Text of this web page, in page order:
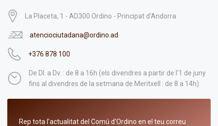
La Placeta, 1 - AD300 Ordino - Principat d'Andorra
atenciociutadana@ordino.ad
+376 878 100
De Dl. a Dv. : de 8 a 16h (els divendres a partir de l'1 de juny
fins al divendres de la setmana de Meritxell : de 8 a 14h)
Rep tota l'actualitat del Comú d'Ordino en el teu correu